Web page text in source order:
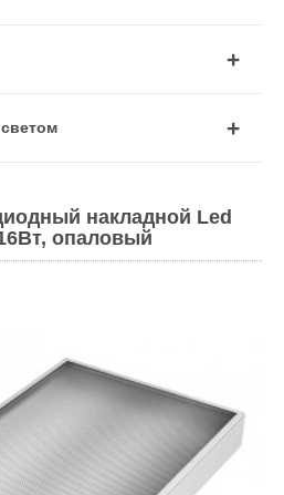
накладной Led
опаловый